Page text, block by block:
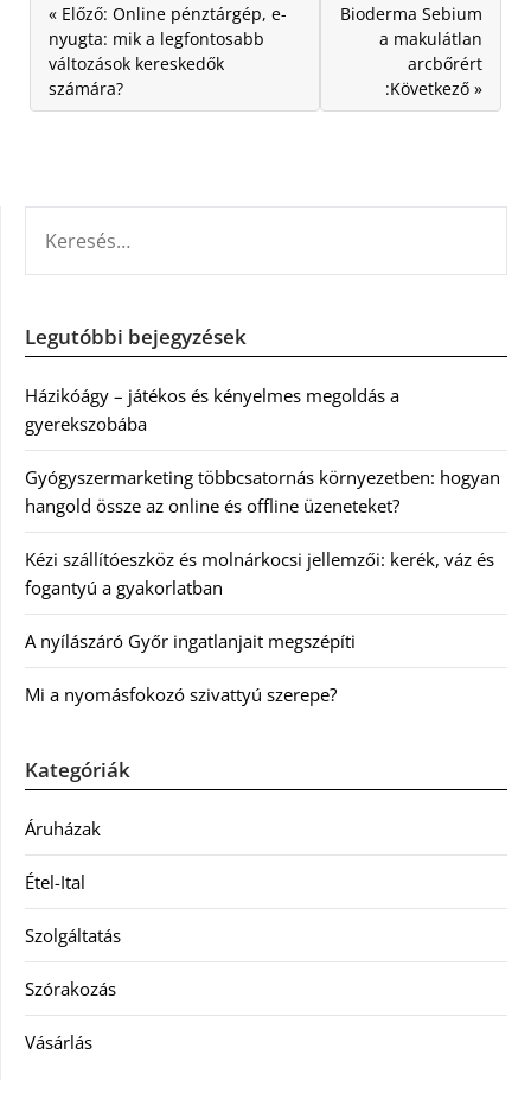
« Előző: Online pénztárgép, e-
nyugta: mik a legfontosabb
változások kereskedők
számára?
Bioderma Sebium
a makulátlan
arcbőrért
:Következő »
Legutóbbi bejegyzések
Házikóágy – játékos és kényelmes megoldás a
gyerekszobába
Gyógyszermarketing többcsatornás környezetben: hogyan
hangold össze az online és offline üzeneteket?
Kézi szállítóeszköz és molnárkocsi jellemzői: kerék, váz és
fogantyú a gyakorlatban
A nyílászáró Győr ingatlanjait megszépíti
Mi a nyomásfokozó szivattyú szerepe?
Kategóriák
Áruházak
Étel-Ital
Szolgáltatás
Szórakozás
Vásárlás